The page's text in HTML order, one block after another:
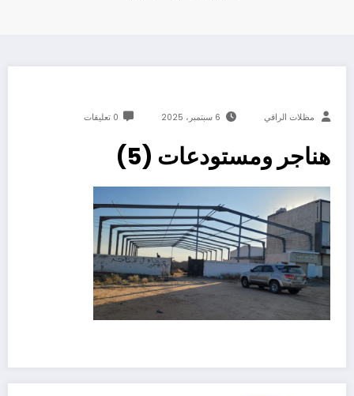
مظلات الراقي 6 سبتمبر، 2025 0 تعليقات
هناجر ومستودعات (5)